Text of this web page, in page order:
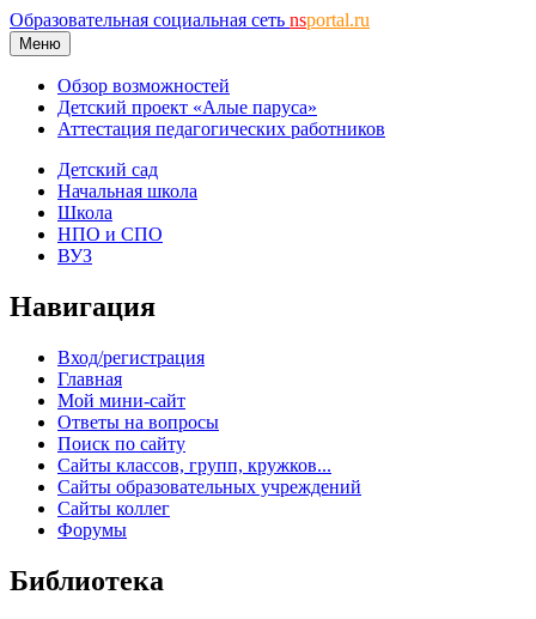
Образовательная социальная сеть nsportal.ru
Меню
Обзор возможностей
Детский проект «Алые паруса»
Аттестация педагогических работников
Детский сад
Начальная школа
Школа
НПО и СПО
ВУЗ
Навигация
Вход/регистрация
Главная
Мой мини-сайт
Ответы на вопросы
Поиск по сайту
Сайты классов, групп, кружков...
Сайты образовательных учреждений
Сайты коллег
Форумы
Библиотека